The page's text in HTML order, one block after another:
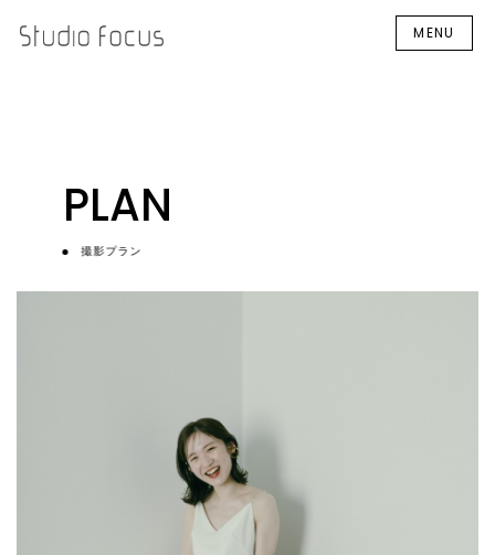
MENU
PLAN
撮影プラン